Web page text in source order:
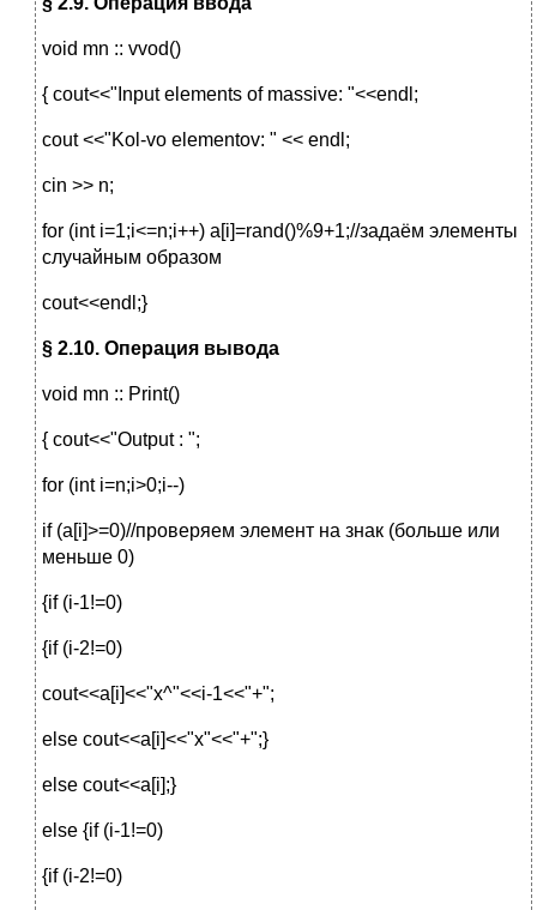
void mn :: vvod()
{ cout<<"Input elements of massive: "<<endl;
cout <<"Kol-vo elementov: " << endl;
cin >> n;
for (int i=1;i<=n;i++) a[i]=rand()%9+1;//задаём элементы
случайным образом
cout<<endl;}
§ 2.10. Операция вывода
void mn :: Print()
{ cout<<"Output : ";
for (int i=n;i>0;i--)
if (a[i]>=0)//проверяем элемент на знак (больше или
меньше 0)
{if (i-1!=0)
{if (i-2!=0)
cout<<a[i]<<"x^"<<i-1<<"+";
else cout<<a[i]<<"x"<<"+";}
else cout<<a[i];}
else {if (i-1!=0)
{if (i-2!=0)